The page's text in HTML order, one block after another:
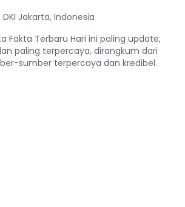
DKI Jakarta, Indonesia
Fakta Terbaru Hari ini paling update,
paling terpercaya, dirangkum dari
sumber terpercaya dan kredibel.